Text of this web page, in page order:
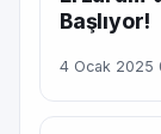
Başlıyor!
4 Ocak 2025